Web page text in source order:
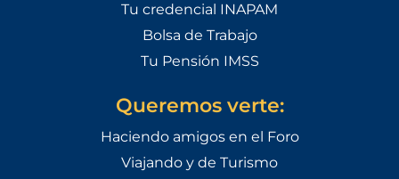
Tu credencial INAPAM
Bolsa de Trabajo
Tu Pensión IMSS
Queremos verte:
Haciendo amigos en el Foro
Viajando y de Turismo